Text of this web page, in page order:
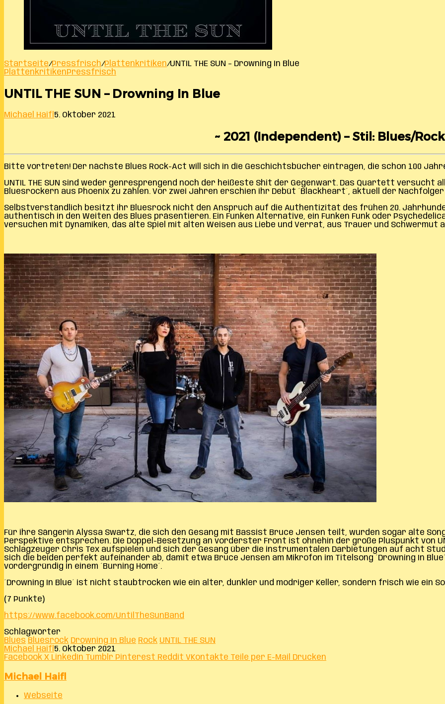
Startseite/Pressfrisch/Plattenkritiken/UNTIL THE SUN – Drowning In Blue
PlattenkritikenPressfrisch
UNTIL THE SUN – Drowning In Blue
Michael Haifl 5. Oktober 2021
~ 2021 (Independent) – Stil: Blues/
Bitte vortreten! Der nächste Blues Rock-Act will sich in die Geschichtsbücher eintragen, die schon 100
UNTIL THE SUN sind weder genresprengend noch der heißeste Shit der Gegenwart. Das Quartett versucht
Bluesrockern aus Phoenix zu zählen. Vor zwei Jahren erschien ihr Debüt ´Blackheart´, aktuell der Nachfolger
Selbstverständlich besitzt ihr Bluesrock nicht den Anspruch auf die Authentizität des frühen 20.
authentisch in den Weiten des Blues präsentieren. Ein Funken Alternative, ein Funken Funk oder
versuchen mit Dynamiken, das alte Spiel mit alten Weisen aus Liebe und Verrat, aus Trauer und Schwermut
Für ihre Sängerin Alyssa Swartz, die sich den Gesang mit Bassist Bruce Jensen teilt, wurden sogar alte
Perspektive entsprechen. Die Doppel-Besetzung an vorderster Front ist ohnehin der große Pluspunkt von
Schlagzeuger Chris Tex aufspielen und sich der Gesang über die instrumentalen Darbietungen auf acht
sich die beiden perfekt aufeinander ab, damit etwa Bruce Jensen am Mikrofon im Titelsong ´Drowning In
vordergründig in einem ´Burning Home´.
´Drowning In Blue´ ist nicht staubtrocken wie ein alter, dunkler und modriger Keller, sondern frisch wie ein
(7 Punkte)
https://www.facebook.com/UntilTheSunBand
Schlagwörter
Blues Bluesrock Drowning In Blue Rock UNTIL THE SUN
Michael Haifl 5. Oktober 2021
Facebook X LinkedIn Tumblr Pinterest Reddit VKontakte Teile per E-Mail Drucken
Michael Haifl
Webseite